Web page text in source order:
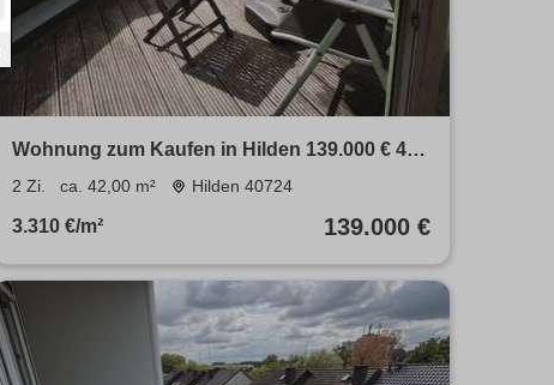
Wohnung zum Kaufen in Hilden 139.000 € 42
m²
2 Zi. ca. 42,00 m² Hilden 40724
3.310 €/m² 139.000 €